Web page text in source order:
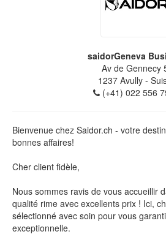
saidorGeneva
Av de Gennecy
1237 Avully -
(+41) 022 556
Bienvenue chez Saidor.ch - votre
bonnes affaires!
Cher client fidèle,
Nous sommes ravis de vous accueillir
qualité rime avec excellents prix ! Ici,
sélectionné avec soin pour vous
exceptionnelle.